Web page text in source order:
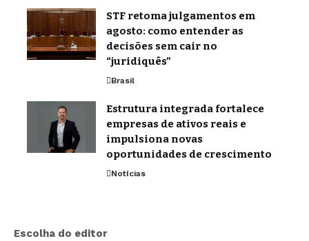
STF retoma julgamentos em
agosto: como entender as
decisões sem cair no
“juridiquês”
Brasil
Estrutura integrada fortalece
empresas de ativos reais e
impulsiona novas
oportunidades de crescimento
Notícias
Escolha do editor